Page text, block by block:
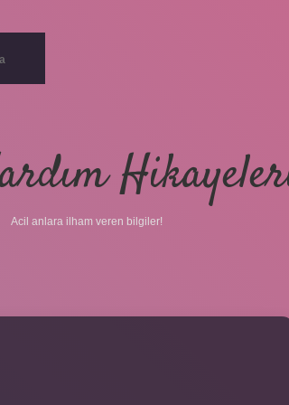
Acil anlara ilham veren bilgiler!